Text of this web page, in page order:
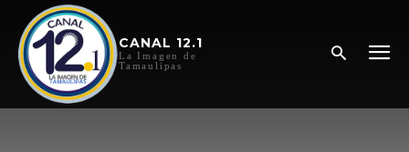
CANAL 12.1
La Imagen de
Tamaulipas